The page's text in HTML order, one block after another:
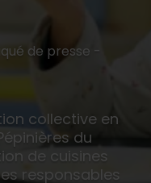
de presse -
collective en
du
de cuisines
responsables